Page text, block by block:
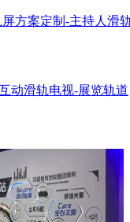
屏方案定制-主持人滑
动滑轨电视-展览轨道